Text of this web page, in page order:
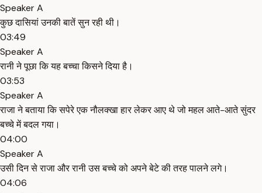
Speaker A
कुछ दासियां उनकी बातें सुन रही थी।
03:49
Speaker A
रानी ने पूछा कि यह बच्चा किसने दिया है।
03:53
Speaker A
राजा ने बताया कि सपेरे एक नौलक्खा हार लेकर आए थे जो महल आते-आते सुंदर
बच्चे में बदल गया।
04:00
Speaker A
उसी दिन से राजा और रानी उस बच्चे को अपने बेटे की तरह पालने लगे।
04:06